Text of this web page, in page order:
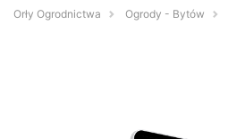
Orły Ogrodnictwa Ogrody - Bytów